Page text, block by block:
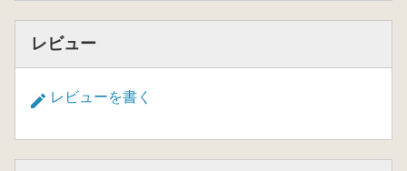
レビュー
レビューを書く